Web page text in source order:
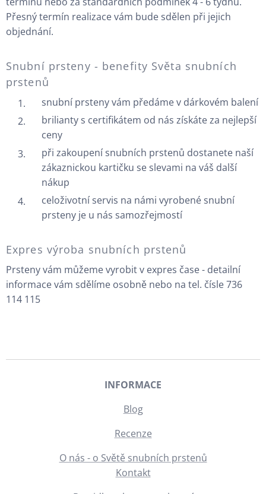
Přesný termín realizace vám bude sdělen při jejich
objednání.
Snubní prsteny - benefity Světa snubních
prstenů
snubní prsteny vám předáme v dárkovém balení
brilianty s certifikátem od nás získáte za nejlepší
ceny
při zakoupení snubních prstenů dostanete naší
zákaznickou kartičku se slevami na váš další
nákup
celoživotní servis na námi vyrobené snubní
prsteny je u nás samozřejmostí
Expres výroba snubních prstenů
Prsteny vám můžeme vyrobit v expres čase - detailní
informace vám sdělíme osobně nebo na tel. čísle 736
114 115
INFORMACE
Blog
Recenze
O nás - o Světě snubních prstenů
Kontakt